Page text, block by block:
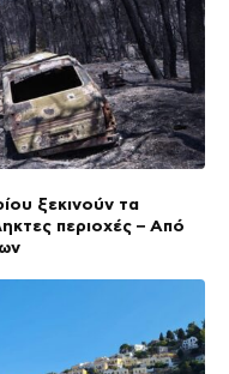
ξεκινούν τα
περιοχές – Από